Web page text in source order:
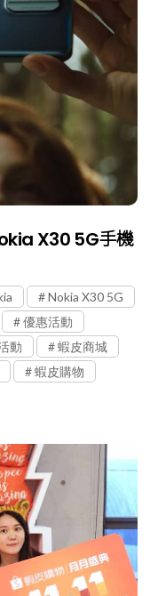
X30 5G手機
Nokia X30 5G
優惠活動
動
蝦皮商城
蝦皮購物